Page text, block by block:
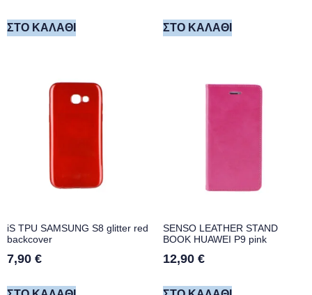
ΣΤΟ ΚΑΛΆΘΙ ΣΤΟ ΚΑΛΆΘΙ
iS TPU SAMSUNG S8 glitter red
backcover
7,90 €
SENSO LEATHER STAND
BOOK HUAWEI P9 pink
12,90 €